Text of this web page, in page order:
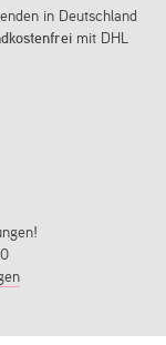
in Deutschland
mit DHL